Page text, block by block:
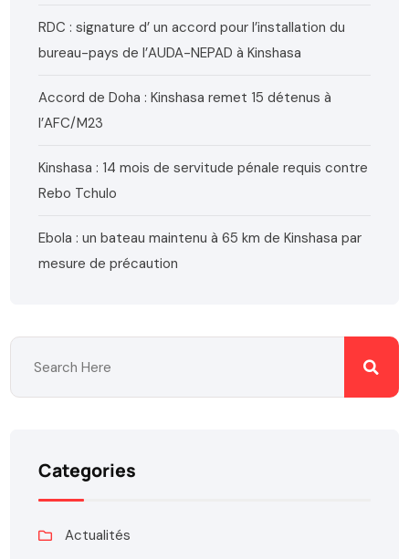
RDC : signature d’ un accord pour l’installation du
bureau-pays de l’AUDA-NEPAD à Kinshasa
Accord de Doha : Kinshasa remet 15 détenus à
l’AFC/M23
Kinshasa : 14 mois de servitude pénale requis contre
Rebo Tchulo
Ebola : un bateau maintenu à 65 km de Kinshasa par
mesure de précaution
Categories
Actualités